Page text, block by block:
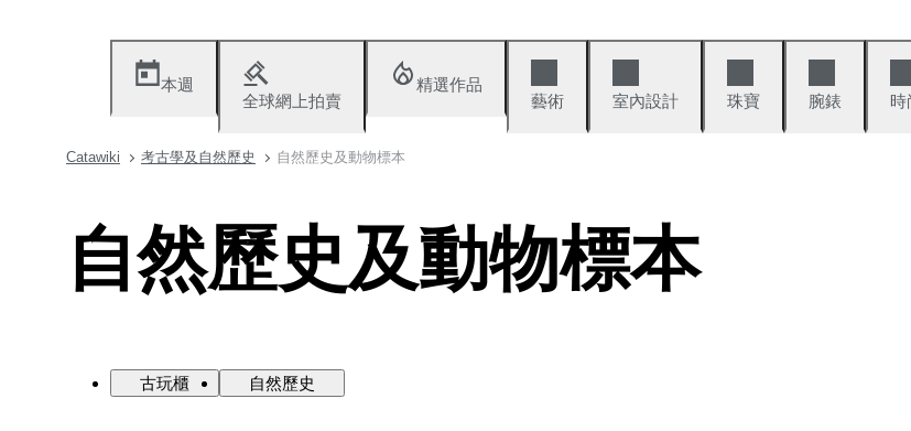
本週
全球網上拍賣
精選作品
藝術
室內設計 珠寶 腕錶 時
Catawiki 考古學及自然歷史 自然歷史及動物標本
自然歷史及動物標本
古玩櫃 自然歷史